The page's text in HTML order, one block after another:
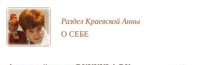
Раздел Краевской Анны
О СЕБЕ